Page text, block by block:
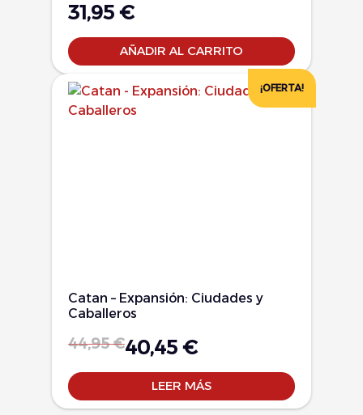
31,95 €
AÑADIR AL CARRITO
¡OFERTA!
Catan – Expansión: Ciudades y
Caballeros
44,95€40,45 €
LEER MÁS